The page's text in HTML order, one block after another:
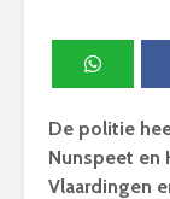
De politie
Nunspeet en
Vlaardingen